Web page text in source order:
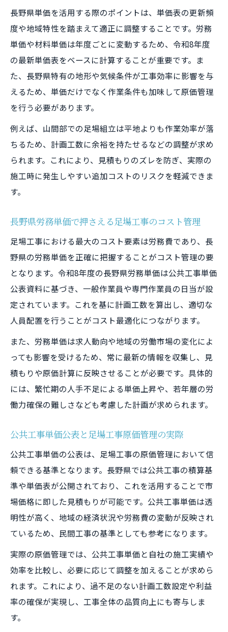
長野県単価を活用する際のポイントは、単価表の更新頻
度や地域特性を踏まえて適正に調整することです。労務
単価や材料単価は年度ごとに変動するため、令和8年度
の最新単価表をベースに計算することが重要です。ま
た、長野県特有の地形や気候条件が工事効率に影響を与
えるため、単価だけでなく作業条件も加味して原価管理
を行う必要があります。
例えば、山間部での足場組立は平地よりも作業効率が落
ちるため、計画工数に余裕を持たせるなどの調整が求め
られます。これにより、見積もりのズレを防ぎ、実際の
施工時に発生しやすい追加コストのリスクを軽減できま
す。
長野県労務単価で押さえる足場工事のコスト管理
足場工事における最大のコスト要素は労務費であり、長
野県の労務単価を正確に把握することがコスト管理の要
となります。令和8年度の長野県労務単価は公共工事単価
公表資料に基づき、一般作業員や専門作業員の日当が設
定されています。これを基に計画工数を算出し、適切な
人員配置を行うことがコスト最適化につながります。
また、労務単価は求人動向や地域の労働市場の変化によ
っても影響を受けるため、常に最新の情報を収集し、見
積もりや原価計算に反映させることが必要です。具体的
には、繁忙期の人手不足による単価上昇や、若年層の労
働力確保の難しさなども考慮した計画が求められます。
公共工事単価公表と足場工事原価管理の実際
公共工事単価の公表は、足場工事の原価管理において信
頼できる基準となります。長野県では公共工事の積算基
準や単価表が公開されており、これを活用することで市
場価格に即した見積もりが可能です。公共工事単価は透
明性が高く、地域の経済状況や労務費の変動が反映され
ているため、民間工事の基準としても参考になります。
実際の原価管理では、公共工事単価と自社の施工実績や
効率を比較し、必要に応じて調整を加えることが求めら
れます。これにより、過不足のない計画工数設定や利益
率の確保が実現し、工事全体の品質向上にも寄与しま
す。